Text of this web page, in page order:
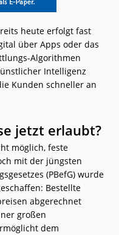
heute erfolgt fast
über Apps oder das
Algorithmen
Intelligenz
Kunden schneller an
jetzt erlaubt?
möglich, feste
mit der jüngsten
(PBefG) wurde
Bestellte
abgerechnet
großen
dem